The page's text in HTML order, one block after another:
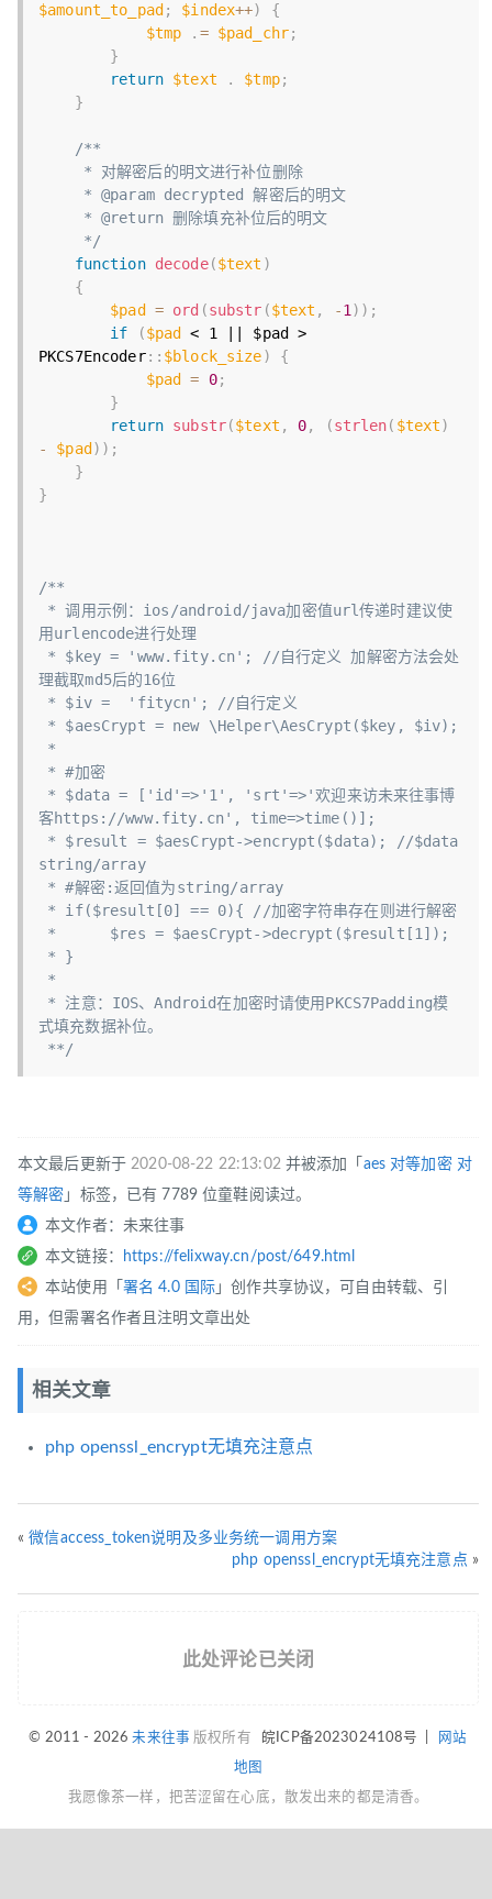
$amount_to_pad ; $index++)
{
$tmp
. = $pad_chr;
}
return $text . $tmp;
}
/**
     */
function decode($text )
{
$pad
= ord (substr ($text , -1) ) ;
if
($pad
< 1 || $pad >
PKCS7Encoder: : $block_size)
{
$pad
= 0;
}
return substr($text , 0, (strlen( $text)
-
$pad ) ) ;
}
}
/**
用urlencode进行处理
理截取md5后的16位
客https://www.fity.cn', time=>time()];
string/array
式填充数据补位。
**/
本文最后更新于2020-08-22 22:13:02并被添加「 aes 对等加密 对
等解密 」标签，已有 7789 位童鞋阅读过。
本文作者：未来往事
本文链接：
https://felixway.cn/post/649.html
本站使用「 署名 4.0 国际 」创作共享协议，可自由转载、引
用，但需署名作者且注明文章出处
相关文章
php openssl_encrypt无填充注意点
«微信access_token说明及多业务统一调用方案
php openssl_encrypt无填充注意点 »
此处评论已关闭
© 2011 - 2026未来往事 版权所有 皖ICP备2023024108号 网站
地图
我愿像茶一样，把苦涩留在心底，散发出来的都是清香。